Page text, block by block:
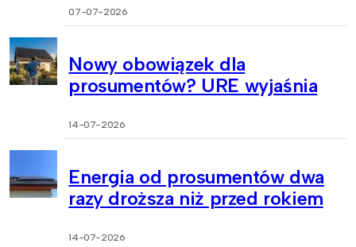
07-07-2026
Nowy obowiązek dla
prosumentów? URE wyjaśnia
14-07-2026
Energia od prosumentów dwa
razy droższa niż przed rokiem
14-07-2026